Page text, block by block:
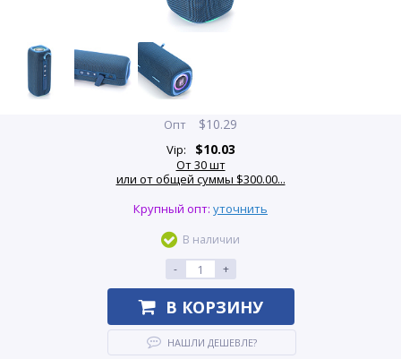
Опт $10.29
Vip: $10.03
От 30 шт
или от общей суммы $300.00...
Крупный опт: уточнить
В наличии
-
+
В КОРЗИНУ
НАШЛИ ДЕШЕВЛЕ?